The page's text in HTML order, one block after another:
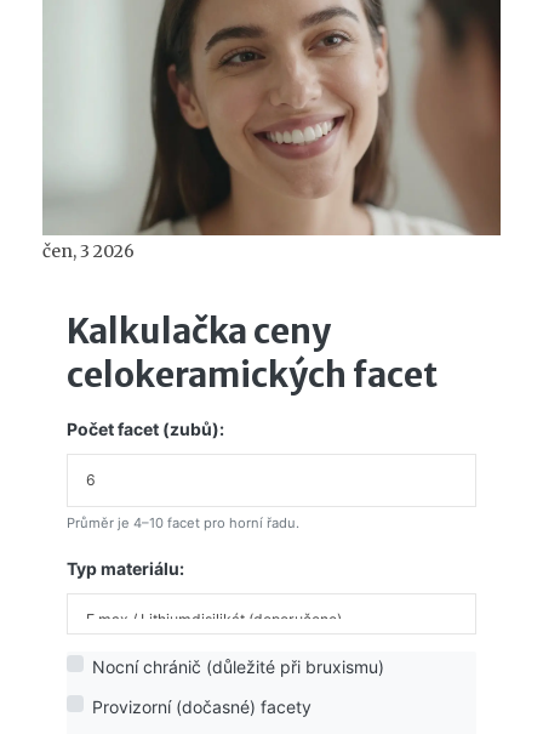
čen, 3 2026
Kalkulačka ceny
celokeramických facet
Počet facet (zubů):
Průměr je 4–10 facet pro horní řadu.
Typ materiálu:
Provizorní (dočasné) facety
Nocní chránič (důležité při bruxismu)